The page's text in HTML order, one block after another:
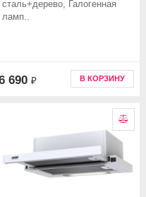
сталь+дерево, Галогенная
ламп..
690 ₽ В КОРЗИНУ